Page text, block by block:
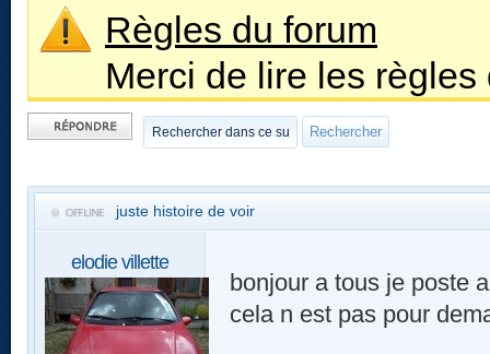
Règles du forum
Merci de lire les règles
Publier une
réponse
juste histoire de voir
elodie villette
bonjour a tous je poste
cela n est pas pour